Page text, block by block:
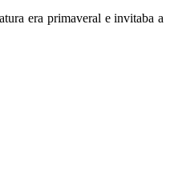
era primaveral e invitaba a